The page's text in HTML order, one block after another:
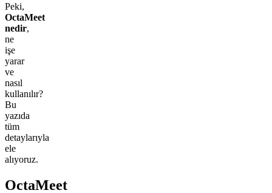
Peki,
OctaMeet
nedir,
ne
işe
yarar
ve
nasıl
kullanılır?
Bu
yazıda
tüm
detaylarıyla
ele
alıyoruz.
OctaMeet